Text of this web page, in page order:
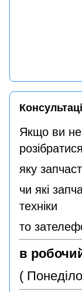
Якщо ви не
розібратися
яку
чи які
техніки
то
в
(